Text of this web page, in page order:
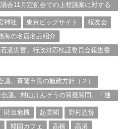
会11月定例会での上程議案に対する
神社 東京ビッグサイト
桜友会
海の名店名品紹介
流災害」行政対応検証委員会報告書
。斉藤市長の施政方針（２）
議。村山けんぞうの質疑質問、「通
財政危機 起雲閣
野村監督
韓国カフェ 高橋 高須